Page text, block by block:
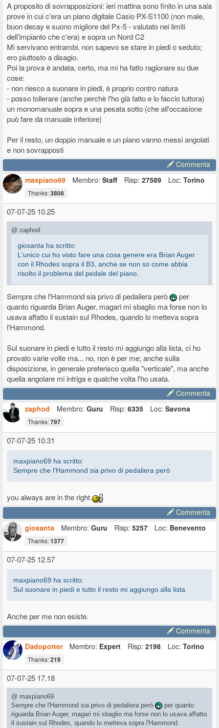
A proposito di sovrapposizioni: ieri mattina sono finito in una sala
prove in cui c'era un piano digitale Casio PX-S1100 (non male,
buon decay e suono migliore del Px-5 - valutato nei limiti
dell'impianto che c'era) e sopra un Nord C2
Mi servivano entrambi, non sapevo se stare in piedi o seduto;
ero piuttosto a disagio.
Poi la prova è andata, certo, ma mi ha fatto ragionare su due
cose:
- non riesco a suonare in piedi, è proprio contro natura
- posso tollerare (anche perchè l'ho già fatto e lo faccio tuttora)
un monomanuale sopra e una pesata sotto (che all'occasione
può fare da manuale inferiore)
Per il resto, un doppio manuale e un piano vanno messi angolati
e non sovrapposti
Commenta
maxpiano69
Membro: Staff Risp: 27589 Loc: Torino
Thanks:3808
07-07-25 10.25
@ zaphod
giosanta ha scritto:
L'unico cui ho visto fare una cosa genere era Brian Auger
con il Rhodes sopra il B3, anche se non so come abbia
risolto il problema del pedale del piano.
Il Rhodes ha l'ingresso per l'asta del pedale sul fondo (ovviamente),
molto arretrato; andando a memoria, direi una decina di cm dal
retro... quindi bastava lasciarlo sporgere un tantino dall'Hammond e
si poteva usare la sua asta (che è regolabile in altezza) oppure una
A proposito di sovrapposizioni: ieri mattina sono finito in una sala
prove in cui c'era un piano digitale Casio PX-S1100 (non male, buon
decay e suono migliore del Px-5 - valutato nei limiti dell'impianto che
c'era) e sopra un Nord C2
Poi la prova è andata, certo, ma mi ha fatto ragionare su due cose:
- non riesco a suonare in piedi, è proprio contro natura
- posso tollerare (anche perchè l'ho già fatto e lo faccio tuttora) un
da manuale inferiore)
non sovrapposti
Sempre che l'Hammond sia privo di pedaliera però
per
quanto riguarda Brian Auger, magari mi sbaglio ma forse non lo
usava affatto il sustain sul Rhodes, quando lo metteva sopra
l'Hammond.
Sul suonare in piedi e tutto il resto mi aggiungo alla lista, ci ho
provato varie volte ma... no, non è per me; anche sulla
disposizione, in generale preferisco quella "verticale", ma anche
quella angolare mi intriga e qualche volta l'ho usata.
Commenta
zaphod
Membro: Guru Risp: 6335 Loc: Savona
Thanks:797
07-07-25 10.31
maxpiano69 ha scritto:
Sempre che l'Hammond sia privo di pedaliera però
you always are in the right
Commenta
giosanta
Membro: Guru Risp: 5257 Loc: Benevento
Thanks:1377
07-07-25 12.57
maxpiano69 ha scritto:
Sul suonare in piedi e tutto il resto mi aggiungo alla lista
Anche per me non esiste.
Commenta
Dadopotter
Membro: Expert Risp: 2198 Loc: Torino
Thanks:219
07-07-25 17.18
@ maxpiano69
Sempre che l'Hammond sia privo di pedaliera però
per quanto
riguarda Brian Auger, magari mi sbaglio ma forse non lo usava affatto
il sustain sul Rhodes, quando lo metteva sopra l'Hammond.